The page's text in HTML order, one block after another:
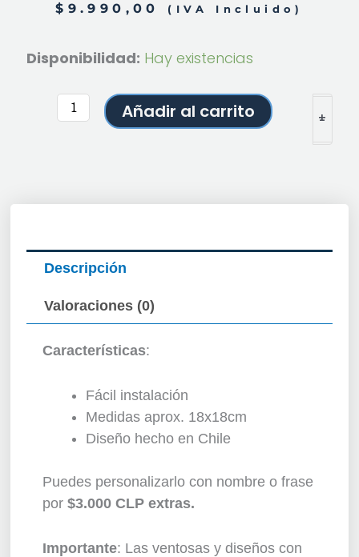
$ 9.990,00 (IVA Incluido)
Disponibilidad: Hay existencias
-
Letrero
autos
cantidad
+
Añadir al carrito
Descripción
Valoraciones (0)
Características:
Fácil instalación
Medidas aprox. 18x18cm
Diseño hecho en Chile
Puedes personalizarlo con nombre o frase
por$3.000 CLP extras.
Importante: Las ventosas y diseños con